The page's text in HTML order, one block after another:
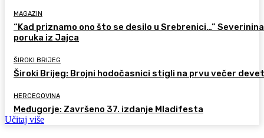
MAGAZIN
“Kad priznamo ono što se desilo u Srebrenici…” Severinina
poruka iz Jajca
ŠIROKI BRIJEG
Široki Brijeg: Brojni hodočasnici stigli na prvu večer
HERCEGOVINA
Međugorje: Završeno 37. izdanje Mladifesta
Učitaj više